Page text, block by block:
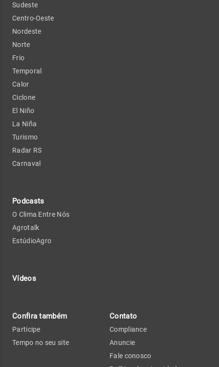
Sudeste
Centro-Oeste
Nordeste
Norte
Frio
Temporal
Calor
Ciclone
El Niño
La Niña
Turismo
Radar RS
Carnaval
Podcasts
O Clima Entre Nós
Agrotalk
EstúdioAgro
Vídeos
Confira também
Participe
Tempo no seu site
Contato
Compliance
Anuncie
Fale conosco